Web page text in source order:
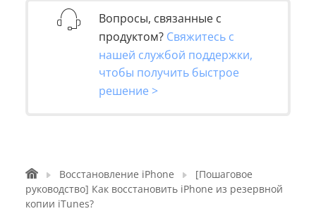
Вопросы, связанные с
продуктом? Свяжитесь с
нашей службой поддержки,
чтобы получить быстрое
решение >
Восстановление iPhone
[Пошаговое
руководство] Как восстановить iPhone из резервной
копии iTunes?